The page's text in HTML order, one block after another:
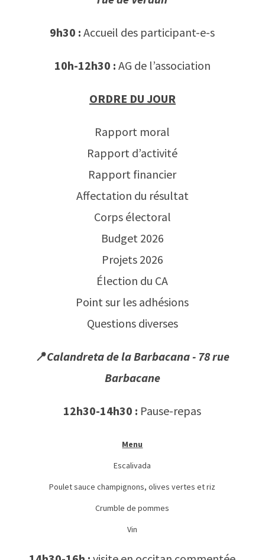
9h30 : Accueil des participant-e-s
10h-12h30 : AG de l’association
ORDRE DU JOUR
Rapport moral
Rapport d’activité
Rapport financier
Affectation du résultat
Corps électoral
Budget 2026
Projets 2026
Élection du CA
Point sur les adhésions
Questions diverses
📍Calandreta de la Barbacana - 78 rue
Barbacane
12h30-14h30 : Pause-repas
Menu
Escalivada
Poulet sauce champignons, olives vertes et riz
Crumble de pommes
Vin